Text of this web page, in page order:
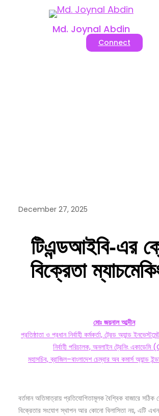
Md. Joynal Abdin
Connect
December 27, 2025
টিএন্ডআইবি-এর
বিক্রেতা
মোঃ জয়নাল আব্দীন
প্রতিষ্ঠাতা ও প্রধান নির্বাহী কর্মকর্তা, ট্রেড অ্যান্ড
নির্বাহী পরিচালক, অনলাইন ট্রেনিং
মহাসচিব, ব্রাজিল–বাংলাদেশ চেম্বার অব কমার্স অ্যান্ড
বর্তমান অতিমাত্রায় প্রতিযোগিতামূলক বৈশ্বিক বাজারে সঠিক
বিক্রেতার সংযোগ স্থাপন আর কোনো বিলাসিতা নয়, এটি